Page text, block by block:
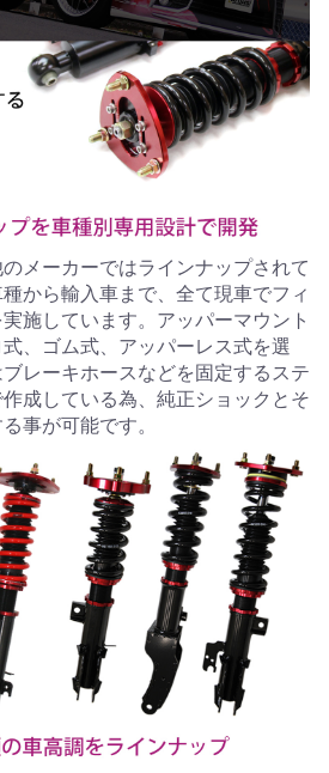
メーカーではラインナップされて
から輸入車まで、全て現車でフィ
施しています。アッパーマウント
、ゴム式、アッパーレス式を選
レーキホースなどを固定するステ
成している為、純正ショックとそ
事が可能です。